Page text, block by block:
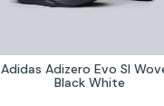
Adidas Adizero Evo Sl
Black White